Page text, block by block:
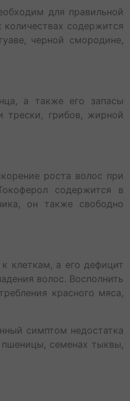
для правильной
содержится
черной смородине,
а также его запасы
трески, грибов, жирной
роста волос при
содержится в
он также свободно
клеткам, а его дефицит
волос. Восполнить
красного мяса,
симптом недостатка
семенах тыквы,